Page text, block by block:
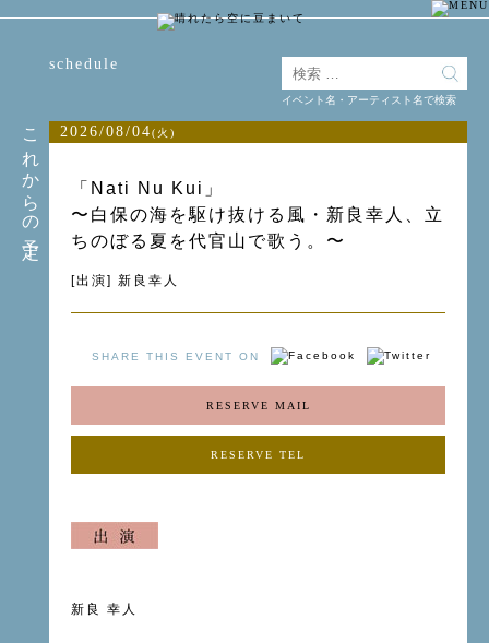
これからの予定
schedule
2026/08/04(火)
「Nati Nu Kui」
〜白保の海を駆け抜ける風・新良幸人、立
ちのぼる夏を代官山で歌う。〜
[出演] 新良幸人
SHARE THIS EVENT ON
RESERVE MAIL
RESERVE TEL
新良 幸人
イベント名・アーティスト名で検索